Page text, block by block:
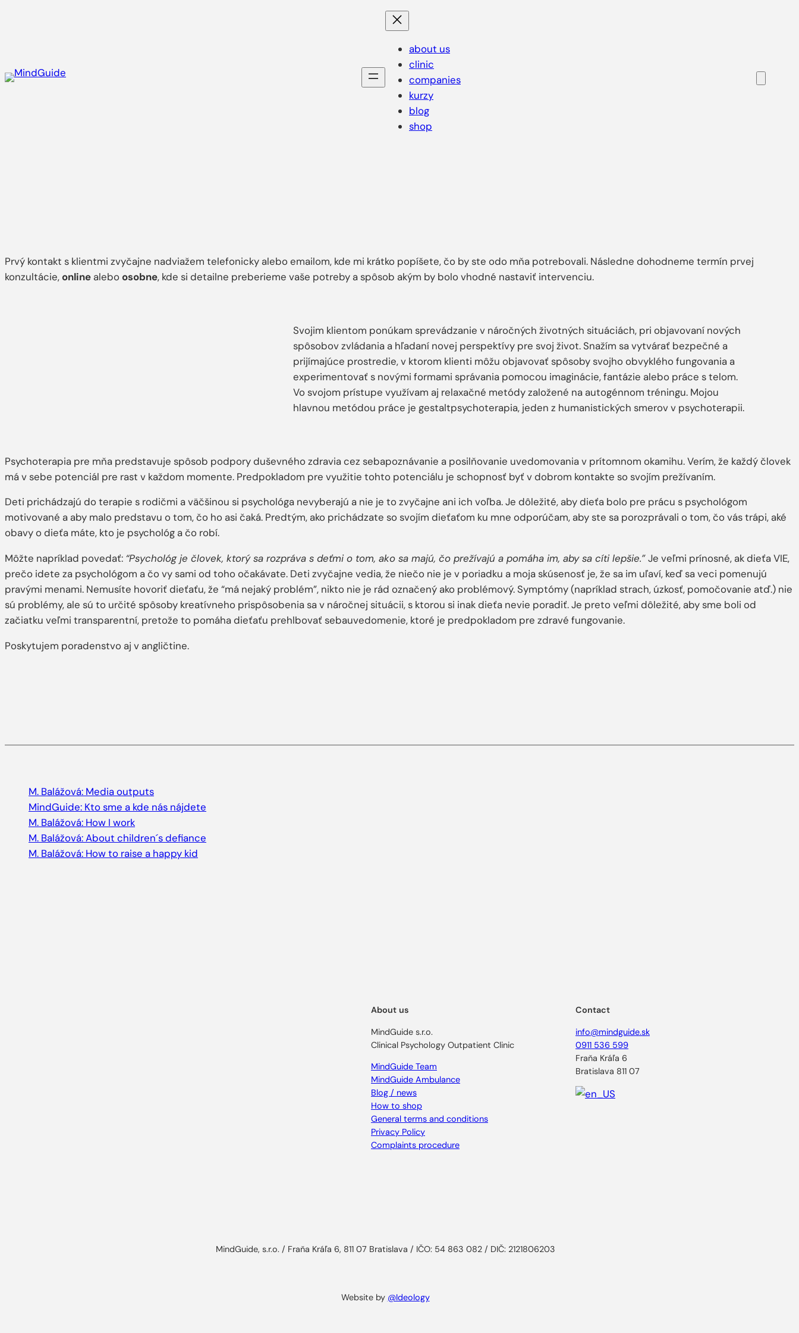
about us
clinic
companies
kurzy
blog
shop
Prvý kontakt s klientmi zvyčajne nadviažem telefonicky alebo emailom, kde mi krátko popíšete, čo by ste odo mňa potrebovali. Následne dohodneme termín prvej
konzultácie, online alebo osobne, kde si detailne preberieme vaše potreby a spôsob akým by bolo vhodné nastaviť intervenciu.
Svojim klientom ponúkam sprevádzanie v náročných životných situáciách, pri objavovaní nových
spôsobov zvládania a hľadaní novej perspektívy pre svoj život. Snažím sa vytvárať bezpečné a
prijímajúce prostredie, v ktorom klienti môžu objavovať spôsoby svojho obvyklého fungovania a
experimentovať s novými formami správania pomocou imaginácie, fantázie alebo práce s telom.
Vo svojom prístupe využívam aj relaxačné metódy založené na autogénnom tréningu. Mojou
hlavnou metódou práce je gestaltpsychoterapia, jeden z humanistických smerov v psychoterapii.
Psychoterapia pre mňa predstavuje spôsob podpory duševného zdravia cez sebapoznávanie a posilňovanie uvedomovania v prítomnom okamihu. Verím, že každý človek
má v sebe potenciál pre rast v každom momente. Predpokladom pre využitie tohto potenciálu je schopnosť byť v dobrom kontakte so svojím prežívaním.
Deti prichádzajú do terapie s rodičmi a väčšinou si psychológa nevyberajú a nie je to zvyčajne ani ich voľba. Je dôležité, aby dieťa bolo pre prácu s psychológom
motivované a aby malo predstavu o tom, čo ho asi čaká. Predtým, ako prichádzate so svojím dieťaťom ku mne odporúčam, aby ste sa porozprávali o tom, čo vás trápi, aké
obavy o dieťa máte, kto je psychológ a čo robí.
Môžte napríklad povedať: “Psychológ je človek, ktorý sa rozpráva s deťmi o tom, ako sa majú, čo prežívajú a pomáha im, aby sa cíti lepšie.”Je veľmi prínosné, ak dieťa VIE,
prečo idete za psychológom a čo vy sami od toho očakávate. Deti zvyčajne vedia, že niečo nie je v poriadku a moja skúsenosť je, že sa im uľaví, keď sa veci pomenujú
pravými menami. Nemusíte hovoriť dieťaťu, že “má nejaký problém”, nikto nie je rád označený ako problémový. Symptómy (napríklad strach, úzkosť, pomočovanie atď.) nie
sú problémy, ale sú to určité spôsoby kreatívneho prispôsobenia sa v náročnej situácii, s ktorou si inak dieťa nevie poradiť. Je preto veľmi dôležité, aby sme boli od
začiatku veľmi transparentní, pretože to pomáha dieťaťu prehlbovať sebauvedomenie, ktoré je predpokladom pre zdravé fungovanie.
Poskytujem poradenstvo aj v angličtine.
M. Balážová: Media outputs
MindGuide: Kto sme a kde nás nájdete
M. Balážová: How I work
M. Balážová: About children´s defiance
M. Balážová: How to raise a happy kid
About us
MindGuide s.r.o.
Clinical Psychology Outpatient Clinic
MindGuide Team
MindGuide Ambulance
Blog / news
How to shop
General terms and conditions
Privacy Policy
Complaints procedure
Contact
info@mindguide.sk
0911 536 599
Fraňa Kráľa 6
Bratislava 811 07
MindGuide, s.r.o. / Fraňa Kráľa 6, 811 07 Bratislava / IČO: 54 863 082 / DIČ: 2121806203
Website by @Ideology